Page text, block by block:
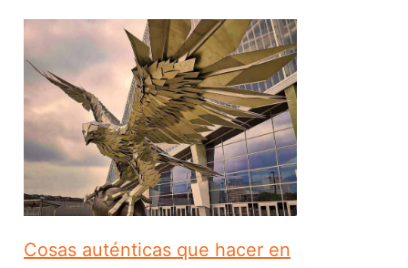
Cosas auténticas que hacer en